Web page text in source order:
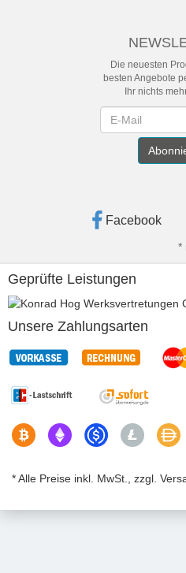
Die neuesten
besten Angebote
Ihr nichts
Facebook
*
Geprüfte Leistungen
Unsere Zahlungsarten
* Alle Preise inkl. MwSt., zzgl.